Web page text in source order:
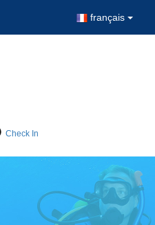
français
Check In